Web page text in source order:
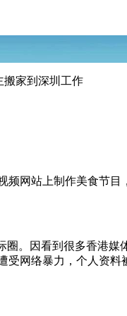
搬家到深圳工作
网站上制作美食节
。因看到很多香港
网络暴力，个人资